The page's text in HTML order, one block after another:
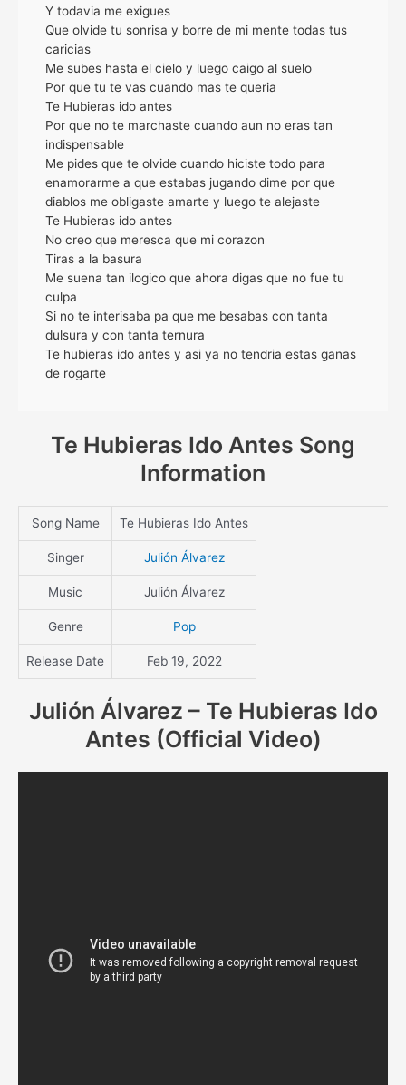
Y todavia me exigues
Que olvide tu sonrisa y borre de mi mente todas tus
caricias
Me subes hasta el cielo y luego caigo al suelo
Por que tu te vas cuando mas te queria
Te Hubieras ido antes
Por que no te marchaste cuando aun no eras tan
indispensable
Me pides que te olvide cuando hiciste todo para
enamorarme a que estabas jugando dime por que
diablos me obligaste amarte y luego te alejaste
Te Hubieras ido antes
No creo que meresca que mi corazon
Tiras a la basura
Me suena tan ilogico que ahora digas que no fue tu
culpa
Si no te interisaba pa que me besabas con tanta
dulsura y con tanta ternura
Te hubieras ido antes y asi ya no tendria estas ganas
de rogarte
Te Hubieras Ido Antes Song
Information
Song Name Te Hubieras Ido Antes
Singer Julión Álvarez
Music Julión Álvarez
Genre Pop
Release Date Feb 19, 2022
Julión Álvarez – Te Hubieras Ido
Antes (Official Video)